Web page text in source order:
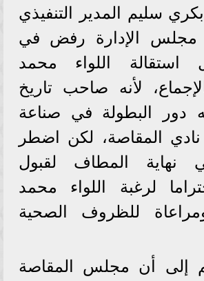
بكري سليم المدير التنفيذي
مجلس الإدارة رفض في
استقالة اللواء محمد
لأنه صاحب تاريخ
دور البطولة في صناعة
المقاصة، لكن اضطر
نهاية المطاف لقبول
لرغبة اللواء محمد
للظروف الصحية
إلى أن مجلس المقاصة